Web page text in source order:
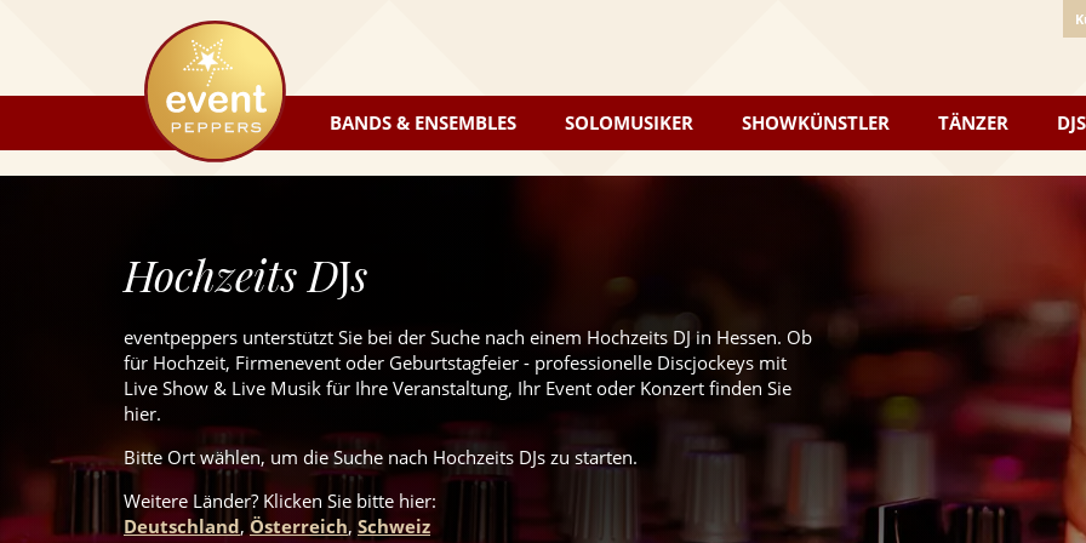
eventpeppers
BANDS & ENSEMBLES SOLOMUSIKER SHOWKÜNSTLER TÄNZER DJS
Hochzeits DJs
eventpeppers unterstützt Sie bei der Suche nach einem Hochzeits DJ in Hessen. Ob
für Hochzeit, Firmenevent oder Geburtstagfeier - professionelle Discjockeys mit
Live Show & Live Musik für Ihre Veranstaltung, Ihr Event oder Konzert finden Sie
hier.
Bitte Ort wählen, um die Suche nach Hochzeits DJs zu starten.
Weitere Länder? Klicken Sie bitte hier:
Deutschland, Österreich, Schweiz